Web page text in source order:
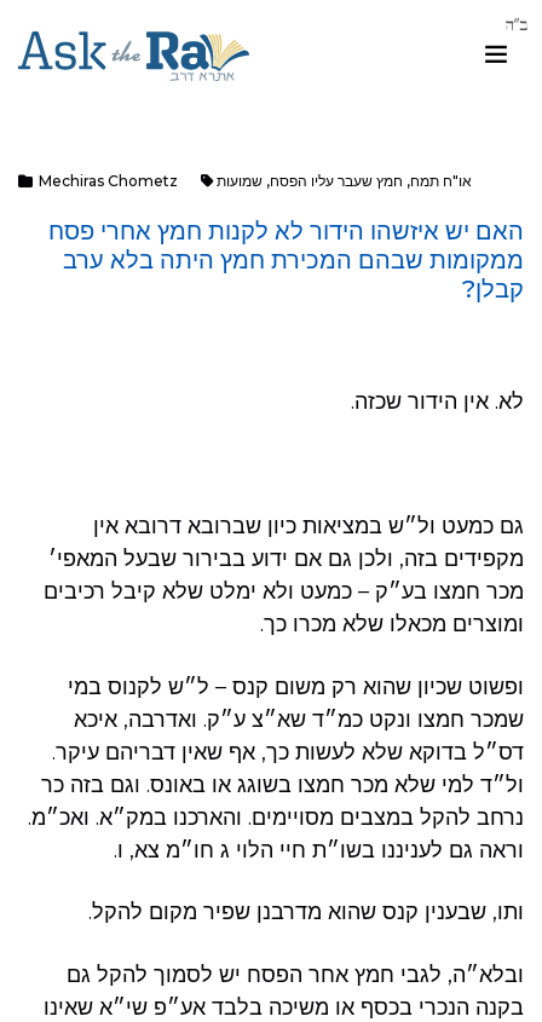
Mechiras Chometz או"ח תמח, חמץ שעבר עליו הפסח, שמועות
האם יש איזשהו הידור לא לקנות חמץ אחרי פסח
ממקומות שבהם המכירת חמץ היתה בלא ערב
קבלן?
לא. אין הידור שכזה.
גם כמעט ול״ש במציאות כיון שברובא דרובא אין
מקפידים בזה, ולכן גם אם ידוע בבירור שבעל המאפי׳
מכר חמצו בע״ק – כמעט ולא ימלט שלא קיבל רכיבים
ומוצרים מכאלו שלא מכרו כך.
ופשוט שכיון שהוא רק משום קנס – ל״ש לקנוס במי
שמכר חמצו ונקט כמ״ד שא״צ ע״ק. ואדרבה, איכא
דס״ל בדוקא שלא לעשות כך, אף שאין דבריהם עיקר.
ול״ד למי שלא מכר חמצו בשוגג או באונס. וגם בזה כר
נרחב להקל במצבים מסויימים. והארכנו במק״א. ואכ״מ.
וראה גם לעניננו בשו״ת חיי הלוי ג חו״מ צא, ו.
ותו, שבענין קנס שהוא מדרבנן שפיר מקום להקל.
ובלא״ה, לגבי חמץ אחר הפסח יש לסמוך להקל גם
בקנה הנכרי בכסף או משיכה בלבד אע״פ שי״א שאינו